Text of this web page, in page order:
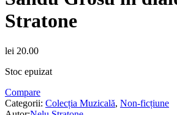
Stratone
lei 20.00
Stoc epuizat
Compare
Categorii: Colecția Muzicală, Non-ficțiune